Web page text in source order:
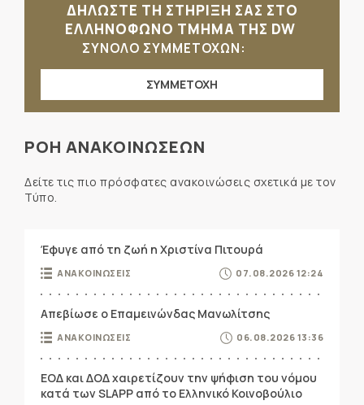
ΔΗΛΩΣΤΕ ΤΗ ΣΤΗΡΙΞΗ ΣΑΣ ΣΤΟ
ΕΛΛΗΝΟΦΩΝΟ ΤΜΗΜΑ ΤΗΣ DW
ΣΥΝΟΛΟ ΣΥΜΜΕΤΟΧΩΝ:
ΣΥΜΜΕΤΟΧΗ
ΡΟΗ ΑΝΑΚΟΙΝΩΣΕΩΝ
Δείτε τις πιο πρόσφατες ανακοινώσεις σχετικά με τον
Τύπο.
Έφυγε από τη ζωή η Χριστίνα Πιτουρά
ΑΝΑΚΟΙΝΩΣΕΙΣ 07.08.2026 12:24
Απεβίωσε ο Επαμεινώνδας Μανωλίτσης
ΑΝΑΚΟΙΝΩΣΕΙΣ 06.08.2026 13:36
ΕΟΔ και ΔΟΔ χαιρετίζουν την ψήφιση του νόμου
κατά των SLAPP από το Ελληνικό Κοινοβούλιο